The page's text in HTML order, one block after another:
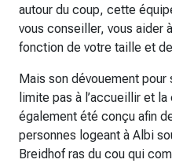
autour du coup, cette
vous conseiller, vous aider
fonction de votre taille et
Mais son dévouement
limite pas à l’accueillir et
également été conçu afin
personnes logeant à Albi
Breidhof ras du cou qui